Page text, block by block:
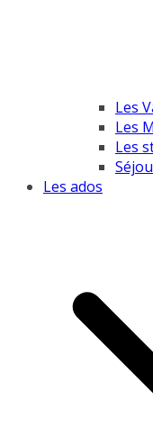
Les
Les
Les
Les ados